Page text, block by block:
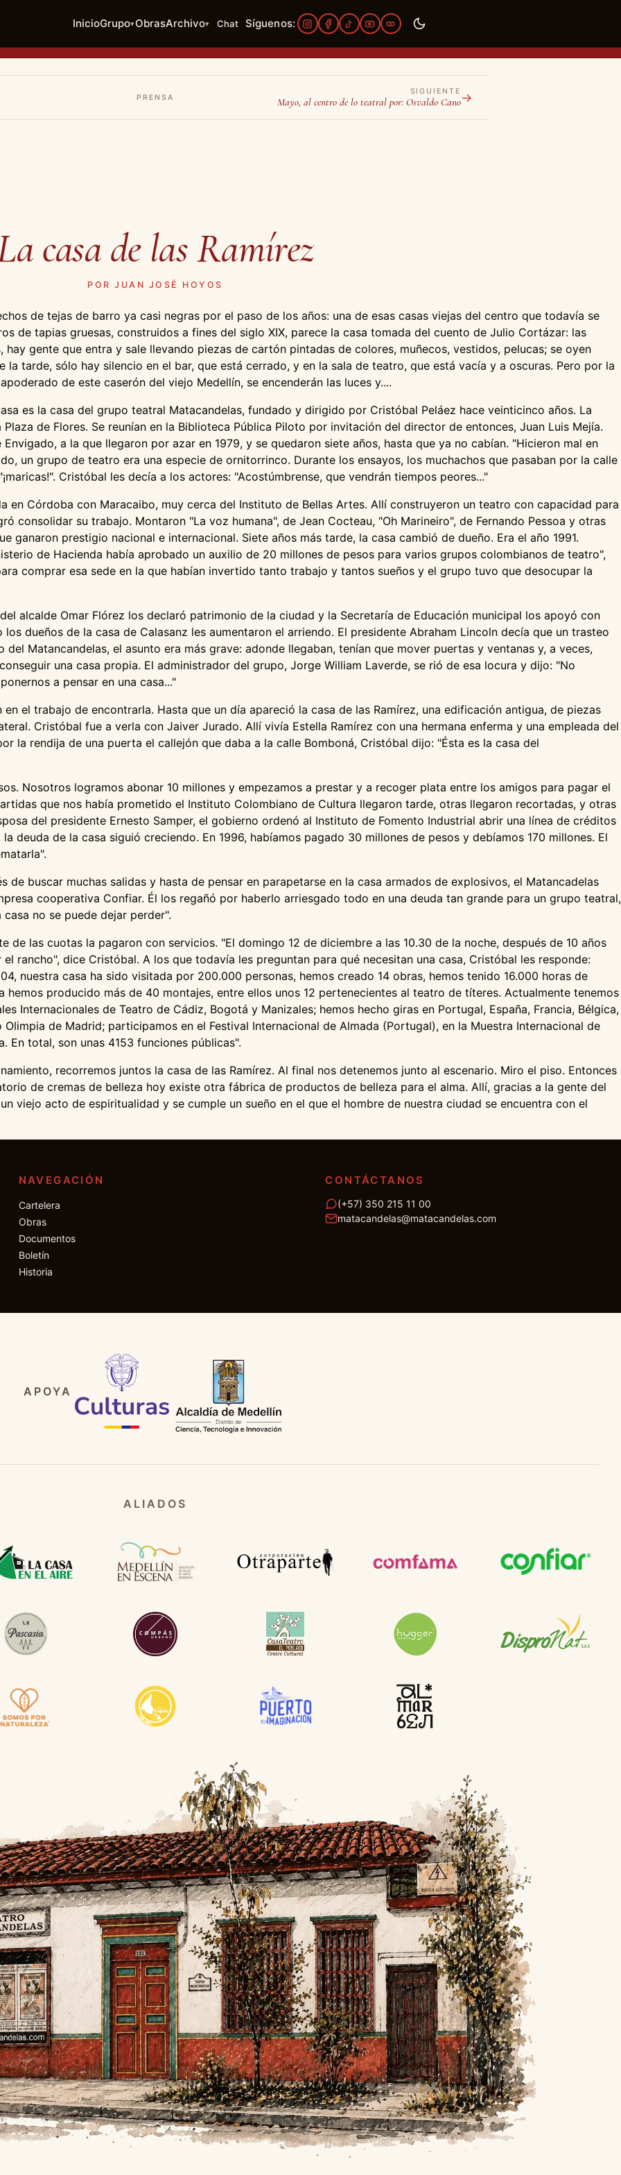
InicioGrupo▾ObrasArchivo▾ Chat Síguenos:
PRENSA
SIGUIENTE
Mayo, al centro de lo teatral por: Osvaldo Cano→
casa de las Ramírez
POR JUAN JOSÉ HOYOS
de tejas de barro ya casi negras por el paso de los años: una de esas casas viejas del centro que todavía se
de tapias gruesas, construidos a fines del siglo XIX, parece la casa tomada del cuento de Julio Cortázar: las
gente que entra y sale llevando piezas de cartón pintadas de colores, muñecos, vestidos, pelucas; se oyen
tarde, sólo hay silencio en el bar, que está cerrado, y en la sala de teatro, que está vacía y a oscuras. Pero por la
de este caserón del viejo Medellín, se encenderán las luces y....
es la casa del grupo teatral Matacandelas, fundado y dirigido por Cristóbal Peláez hace veinticinco años. La
de Flores. Se reunían en la Biblioteca Pública Piloto por invitación del director de entonces, Juan Luis Mejía.
a la que llegaron por azar en 1979, y se quedaron siete años, hasta que ya no cabían. "Hicieron mal en
un grupo de teatro era una especie de ornitorrinco. Durante los ensayos, los muchachos que pasaban por la calle
Cristóbal les decía a los actores: "Acostúmbrense, que vendrán tiempos peores..."
en Córdoba con Maracaibo, muy cerca del Instituto de Bellas Artes. Allí construyeron un teatro con capacidad para
consolidar su trabajo. Montaron "La voz humana", de Jean Cocteau, "Oh Marineiro", de Fernando Pessoa y otras
ganaron prestigio nacional e internacional. Siete años más tarde, la casa cambió de dueño. Era el año 1991.
de Hacienda había aprobado un auxilio de 20 millones de pesos para varios grupos colombianos de teatro",
comprar esa sede en la que habían invertido tanto trabajo y tantos sueños y el grupo tuvo que desocupar la
alcalde Omar Flórez los declaró patrimonio de la ciudad y la Secretaría de Educación municipal los apoyó con
dueños de la casa de Calasanz les aumentaron el arriendo. El presidente Abraham Lincoln decía que un trasteo
Matancandelas, el asunto era más grave: adonde llegaban, tenían que mover puertas y ventanas y, a veces,
una casa propia. El administrador del grupo, Jorge William Laverde, se rió de esa locura y dijo: "No
a pensar en una casa..."
el trabajo de encontrarla. Hasta que un día apareció la casa de las Ramírez, una edificación antigua, de piezas
Cristóbal fue a verla con Jaiver Jurado. Allí vivía Estella Ramírez con una hermana enferma y una empleada del
la rendija de una puerta el callejón que daba a la calle Bomboná, Cristóbal dijo: "Ésta es la casa del
Nosotros logramos abonar 10 millones y empezamos a prestar y a recoger plata entre los amigos para pagar el
que nos había prometido el Instituto Colombiano de Cultura llegaron tarde, otras llegaron recortadas, y otras
del presidente Ernesto Samper, el gobierno ordenó al Instituto de Fomento Industrial abrir una línea de créditos
deuda de la casa siguió creciendo. En 1996, habíamos pagado 30 millones de pesos y debíamos 170 millones. El
de buscar muchas salidas y hasta de pensar en parapetarse en la casa armados de explosivos, el Matancadelas
cooperativa Confiar. Él los regañó por haberlo arriesgado todo en una deuda tan grande para un grupo teatral,
no se puede dejar perder".
de las cuotas la pagaron con servicios. "El domingo 12 de diciembre a las 10.30 de la noche, después de 10 años
rancho", dice Cristóbal. A los que todavía les preguntan para qué necesitan una casa, Cristóbal les responde:
nuestra casa ha sido visitada por 200.000 personas, hemos creado 14 obras, hemos tenido 16.000 horas de
hemos producido más de 40 montajes, entre ellos unos 12 pertenecientes al teatro de títeres. Actualmente tenemos
Internacionales de Teatro de Cádiz, Bogotá y Manizales; hemos hecho giras en Portugal, España, Francia, Bélgica,
de Madrid; participamos en el Festival Internacional de Almada (Portugal), en la Muestra Internacional de
En total, son unas 4153 funciones públicas".
recorremos juntos la casa de las Ramírez. Al final nos detenemos junto al escenario. Miro el piso. Entonces
de cremas de belleza hoy existe otra fábrica de productos de belleza para el alma. Allí, gracias a la gente del
viejo acto de espiritualidad y se cumple un sueño en el que el hombre de nuestra ciudad se encuentra con el
NAVEGACIÓN
Cartelera
Obras
Documentos
Boletín
Historia
CONTÁCTANOS
(+57) 350 215 11 00
matacandelas@matacandelas.com
APOYA
ALIADOS